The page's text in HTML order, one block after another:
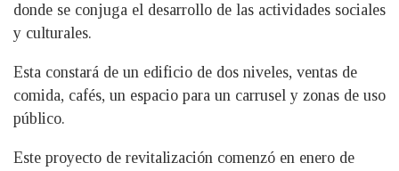
donde se conjuga el desarrollo de las actividades sociales
y culturales.
Esta constará de un edificio de dos niveles, ventas de
comida, cafés, un espacio para un carrusel y zonas de uso
público.
Este proyecto de revitalización comenzó en enero de